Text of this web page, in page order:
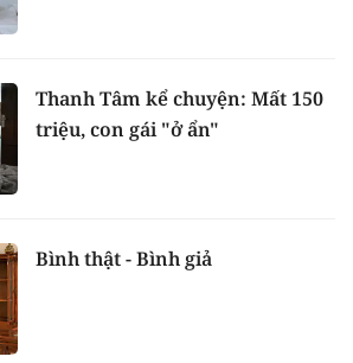
Thanh Tâm kể chuyện: Mất 150
triệu, con gái "ở ẩn"
Bình thật - Bình giả